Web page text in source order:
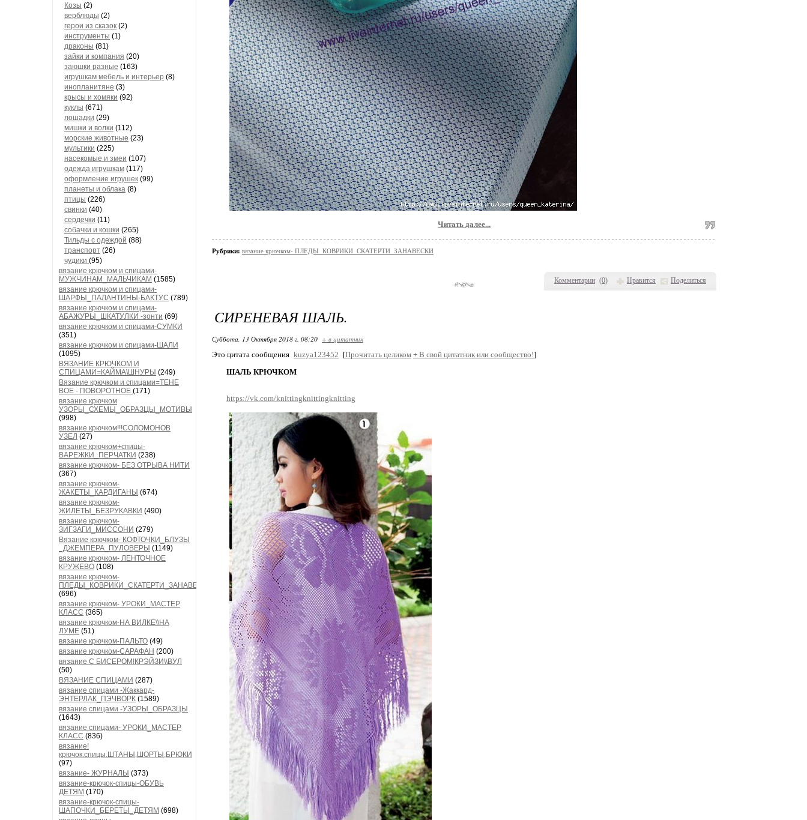
Козы (2)
верблюды (2)
герои из сказок (2)
инструменты (1)
драконы (81)
зайки и компания (20)
заюшки разные (163)
игрушкам мебель и интерьер (8)
инопланитяне (3)
крысы и хомяки (92)
куклы (671)
лошадки (29)
мишки и волки (112)
морские животные (23)
мультики (225)
насекомые и змеи (107)
одежда игрушкам (117)
оформление игрушек (99)
планеты и облака (8)
птицы (226)
свинки (40)
сердечки (11)
собачки и кошки (265)
Тильды с одеждой (88)
транспорт (26)
чудики (95)
вязание крючком и спицами-
МУЖЧИНАМ_МАЛЬЧИКАМ (1585)
вязание крючком и спицами-
ШАРФЫ_ПАЛАНТИНЫ-БАКТУС (789)
вязание крючком и спицами-
АБАЖУРЫ_ШКАТУЛКИ -зонти (69)
вязание крючком и спицами-СУМКИ
(351)
вязание крючком и спицами-ШАЛИ
(1095)
ВЯЗАНИЕ КРЮЧКОМ И
СПИЦАМИ=КАЙМА\ШНУРЫ (249)
Вязание крючком и спицами=ТЕНЕ
ВОЕ - ПОВОРОТНОЕ (171)
вязание крючком
УЗОРЫ_СХЕМЫ_ОБРАЗЦЫ_МОТИВЫ
(998)
вязание крючком!!!СОЛОМОНОВ
УЗЕЛ (27)
вязание крючком+спицы-
ВАРЕЖКИ_ПЕРЧАТКИ (238)
вязание крючком- БЕЗ ОТРЫВА НИТИ
(367)
вязание крючком-
ЖАКЕТЫ_КАРДИГАНЫ (674)
вязание крючком-
ЖИЛЕТЫ_БЕЗРУКАВКИ (490)
вязание крючком-
ЗИГЗАГИ_МИССОНИ (279)
Вязание крючком- КОФТОЧКИ_БЛУЗЫ
_ДЖЕМПЕРА_ПУЛОВЕРЫ (1149)
вязание крючком- ЛЕНТОЧНОЕ
КРУЖЕВО (108)
вязание крючком-
ПЛЕДЫ_КОВРИКИ_СКАТЕРТИ_ЗАНАВЕСКИ
(696)
вязание крючком- УРОКИ_МАСТЕР
КЛАСС (365)
вязание крючком-НА ВИЛКЕ\\НА
ЛУМЕ (51)
вязание крючком-ПАЛЬТО (49)
вязание крючком-САРАФАН (200)
вязание С БИСЕРОМ!КРЭЙЗИ\\ВУЛ
(50)
ВЯЗАНИЕ СПИЦАМИ (287)
вязание спицами -Жаккард-
ЭНТЕРЛАК_ПЭЧВОРК (1589)
вязание спицами -УЗОРЫ_ОБРАЗЦЫ
(1643)
вязание спицами- УРОКИ_МАСТЕР
КЛАСС (836)
вязание!
крючок.спицы.ШТАНЫ,ШОРТЫ,БРЮКИ
(97)
вязание- ЖУРНАЛЫ (373)
вязание-крючок-спицы-ОБУВЬ
ДЕТЯМ (170)
вязание-крючок-спицы-
ШАПОЧКИ_БЕРЕТЫ_ДЕТЯМ (698)
Комментарии (0) Нравится Поделиться
Читать далее...
Рубрики: вязание крючком- ПЛЕДЫ_КОВРИКИ_СКАТЕРТИ_ЗАНАВЕСКИ
СИРЕНЕВАЯ ШАЛЬ.
Суббота, 13 Октября 2018 г. 08:20 + в цитатник
Это цитата сообщения kuzya123452 [Прочитать целиком + В свой цитатник или сообщество!]
ШАЛЬ КРЮЧКОМ
https://vk.com/knittingknittingknitting